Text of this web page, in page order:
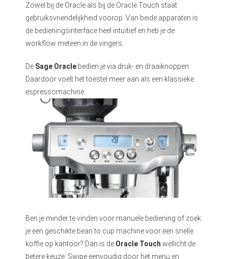
Zowel bij de Oracle als bij de Oracle Touch staat
gebruiksvriendelijkheid voorop. Van beide apparaten is
de bedieningsinterface heel intuïtief en heb je de
workflow meteen in de vingers.
De Sage Oracle bedien je via druk- en draaiknoppen.
Daardoor voelt het toestel meer aan als een klassieke
espressomachine.
Ben je minder te vinden voor manuele bediening of zoek
je een geschikte bean to cup machine voor een snelle
koffie op kantoor? Dan is de Oracle Touch wellicht de
betere keuze. Swipe eenvoudig door het menu en